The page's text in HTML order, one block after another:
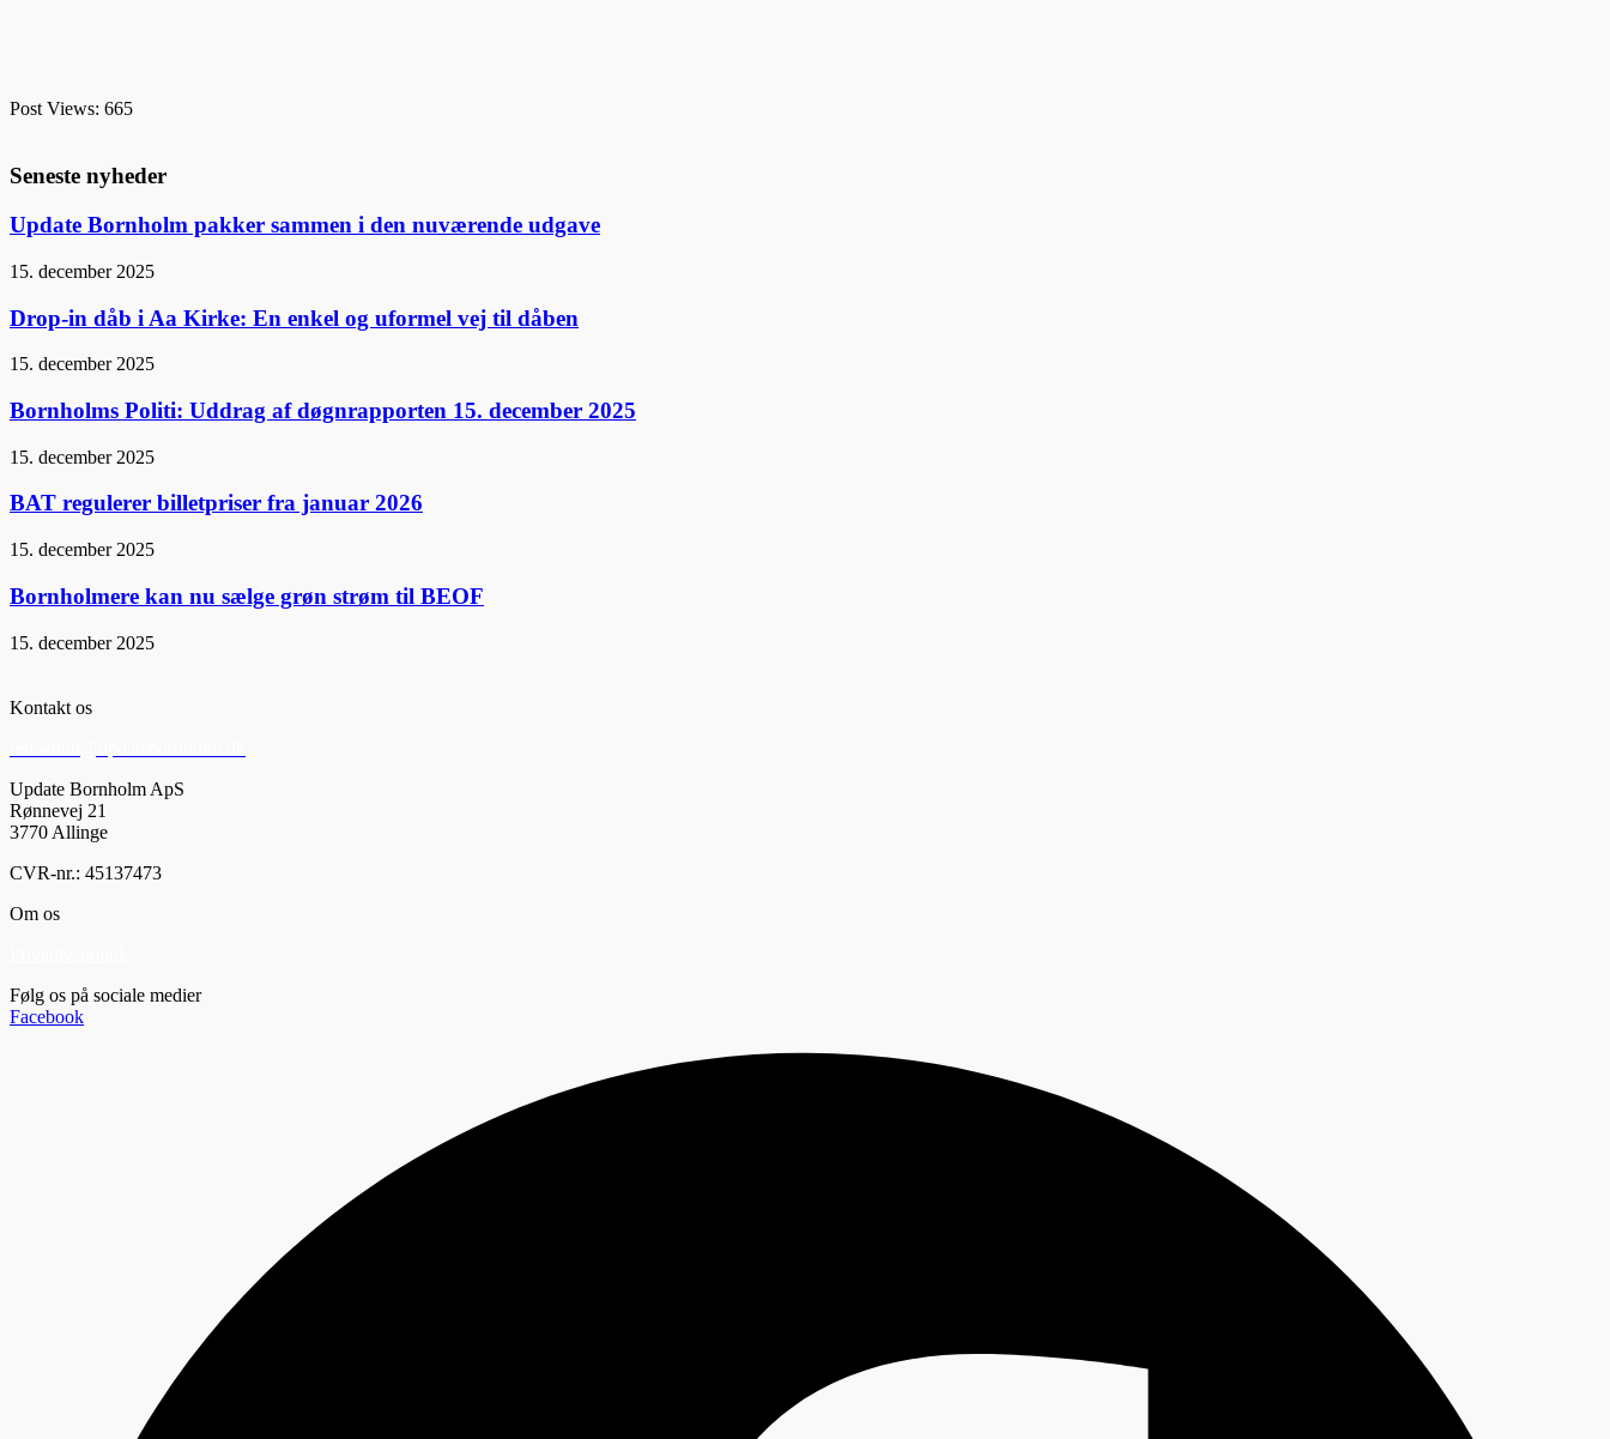
Post Views: 665
Seneste nyheder
Update Bornholm pakker sammen i den nuværende udgave
15. december 2025
Drop-in dåb i Aa Kirke: En enkel og uformel vej til dåben
15. december 2025
Bornholms Politi: Uddrag af døgnrapporten 15. december 2025
15. december 2025
BAT regulerer billetpriser fra januar 2026
15. december 2025
Bornholmere kan nu sælge grøn strøm til BEOF
15. december 2025
Kontakt os
Update Bornholm ApS
Rønnevej 21
3770 Allinge
CVR-nr.: 45137473
Om os
Følg os på sociale medier
Facebook